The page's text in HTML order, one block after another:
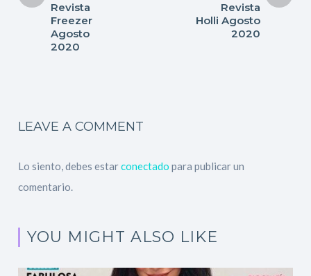
Revista
Freezer
Agosto
2020
Revista
Holli Agosto
2020
LEAVE A COMMENT
Lo siento, debes estarconectado para publicar un
comentario.
YOU MIGHT ALSO LIKE